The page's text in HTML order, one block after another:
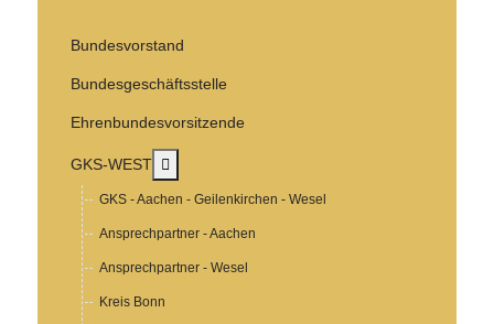
Bundesvorstand
Bundesgeschäftsstelle
Ehrenbundesvorsitzende
GKS-WEST
GKS - Aachen - Geilenkirchen - Wesel
Ansprechpartner - Aachen
Ansprechpartner - Wesel
Kreis Bonn